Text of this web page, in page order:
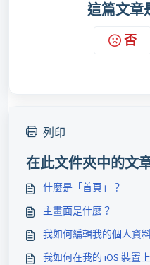
這篇文章
否
列印
在此文件夾中的文
什麼是「首頁」？
主畫面是什麼？
我如何編輯我的個人資
我如何在我的 iOS 裝置